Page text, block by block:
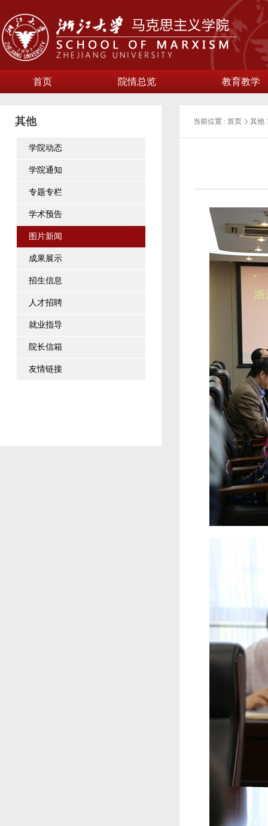
首页 院情总览 教育教学
其他
学院动态
学院通知
专题专栏
学术预告
图片新闻
成果展示
招生信息
人才招聘
就业指导
院长信箱
友情链接
当前位置 : 首页 其他